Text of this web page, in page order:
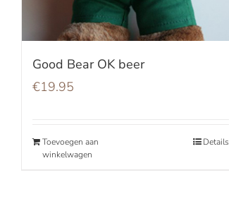
Good Bear OK beer
€19.95
Toevoegen aan
winkelwagen
Details